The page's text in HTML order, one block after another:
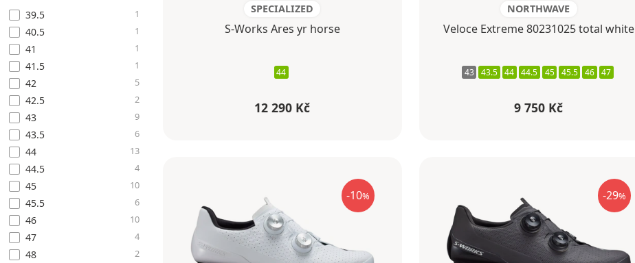
39.5 1
40.5 1
41 1
41.5 1
42 5
42.5 2
43 9
43.5 6
44 13
44.5 4
45 10
45.5 6
46 10
47 4
48 2
SPECIALIZED
S-Works Ares yr horse
44
12 290 Kč
NORTHWAVE
Veloce Extreme 80231025 total white
43 43.5 44 44.5 45 45.5 46 47
9 750 Kč
-10% -29%